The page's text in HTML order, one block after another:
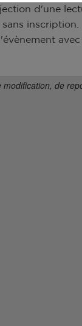
d'une
inscription.
de